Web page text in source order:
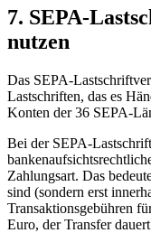
7. SEPA-
nutzen
Das SEPA-
Lastschriften, das es
Konten der 36 SEPA-
Bei der SEPA-
Zahlungsart. Das
sind (sondern erst
Transaktionsgebühren
Euro, der Transfer